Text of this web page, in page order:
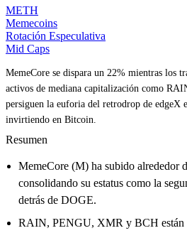
METH
Memecoins
Rotación Especulativa
Mid Caps
MemeCore se dispara un 22% mientras los
activos de mediana capitalización como
persiguen la euforia del retrodrop de edgeX
invirtiendo en Bitcoin.
Resumen
MemeCore (M) ha subido alrededor
consolidando su estatus como la
detrás de DOGE.
RAIN, PENGU, XMR y BCH están